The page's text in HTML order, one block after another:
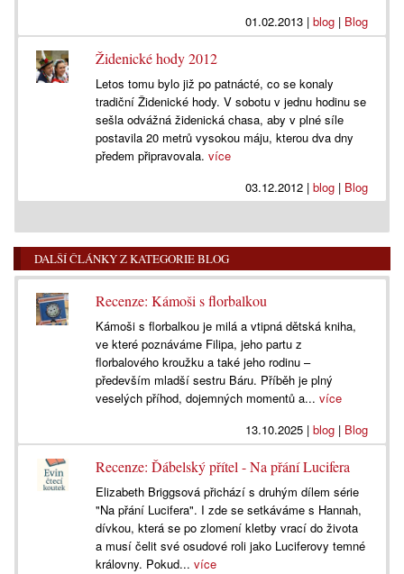
01.02.2013| blog| Blog
Židenické hody 2012
Letos tomu bylo již po patnácté, co se konaly
tradiční Židenické hody. V sobotu v jednu hodinu se
sešla odvážná židenická chasa, aby v plné síle
postavila 20 metrů vysokou máju, kterou dva dny
předem připravovala.více
03.12.2012| blog| Blog
DALŠÍ ČLÁNKY Z KATEGORIE BLOG
Recenze: Kámoši s florbalkou
Kámoši s florbalkou je milá a vtipná dětská kniha,
ve které poznáváme Filipa, jeho partu z
florbalového kroužku a také jeho rodinu –
především mladší sestru Báru. Příběh je plný
veselých příhod, dojemných momentů a...více
13.10.2025| blog| Blog
Recenze: Ďábelský přítel - Na přání Lucifera
Elizabeth Briggsová přichází s druhým dílem série
"Na přání Lucifera". I zde se setkáváme s Hannah,
dívkou, která se po zlomení kletby vrací do života
a musí čelit své osudové roli jako Luciferovy temné
královny. Pokud...více